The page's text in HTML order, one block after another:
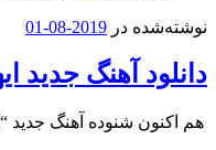
در 2019-08-01
آهنگ جدید ایهام –
شنوده آهنگ جدید “ایهام” به